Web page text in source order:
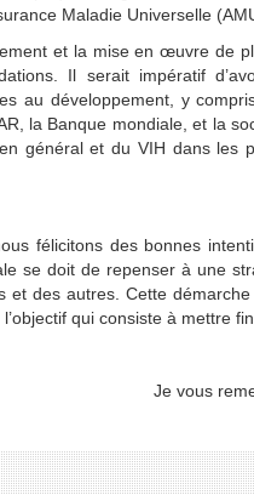
Maladie Universelle
et la mise en œuvre de
Il serait impératif
au développement, y
la Banque mondiale, et la
général et du VIH dans
félicitons des bonnes
se doit de repenser à une
et des autres. Cette
qui consiste à mettre
de